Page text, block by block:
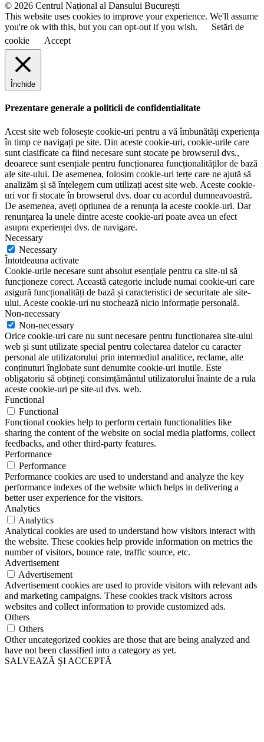
© 2026 Centrul Național al Dansului București
This website uses cookies to improve your experience. We'll assume
you're ok with this, but you can opt-out if you wish.
Setări de
cookie
Accept
Închide
Prezentare generale a politicii de confidentialitate
Acest site web folosește cookie-uri pentru a vă îmbunătăți experiența
în timp ce navigați pe site. Din aceste cookie-uri, cookie-urile care
sunt clasificate ca fiind necesare sunt stocate pe browserul dvs.,
deoarece sunt esențiale pentru funcționarea funcționalităților de bază
ale site-ului. De asemenea, folosim cookie-uri terțe care ne ajută să
analizăm și să înțelegem cum utilizați acest site web. Aceste cookie-
uri vor fi stocate în browserul dvs. doar cu acordul dumneavoastră.
De asemenea, aveți opțiunea de a renunța la aceste cookie-uri. Dar
renunțarea la unele dintre aceste cookie-uri poate avea un efect
asupra experienței dvs. de navigare.
Necessary
Necessary
Întotdeauna activate
Cookie-urile necesare sunt absolut esențiale pentru ca site-ul să
funcționeze corect. Această categorie include numai cookie-uri care
asigură funcționalități de bază și caracteristici de securitate ale site-
ului. Aceste cookie-uri nu stochează nicio informație personală.
Non-necessary
Non-necessary
Orice cookie-uri care nu sunt necesare pentru funcționarea site-ului
web și sunt utilizate special pentru colectarea datelor cu caracter
personal ale utilizatorului prin intermediul analitice, reclame, alte
conținuturi înglobate sunt denumite cookie-uri inutile. Este
obligatoriu să obțineți consimțământul utilizatorului înainte de a rula
aceste cookie-uri pe site-ul dvs. web.
Functional
Functional
Functional cookies help to perform certain functionalities like
sharing the content of the website on social media platforms, collect
feedbacks, and other third-party features.
Performance
Performance
Performance cookies are used to understand and analyze the key
performance indexes of the website which helps in delivering a
better user experience for the visitors.
Analytics
Analytics
Analytical cookies are used to understand how visitors interact with
the website. These cookies help provide information on metrics the
number of visitors, bounce rate, traffic source, etc.
Advertisement
Advertisement
Advertisement cookies are used to provide visitors with relevant ads
and marketing campaigns. These cookies track visitors across
websites and collect information to provide customized ads.
Others
Others
Other uncategorized cookies are those that are being analyzed and
have not been classified into a category as yet.
SALVEAZĂ ȘI ACCEPTĂ